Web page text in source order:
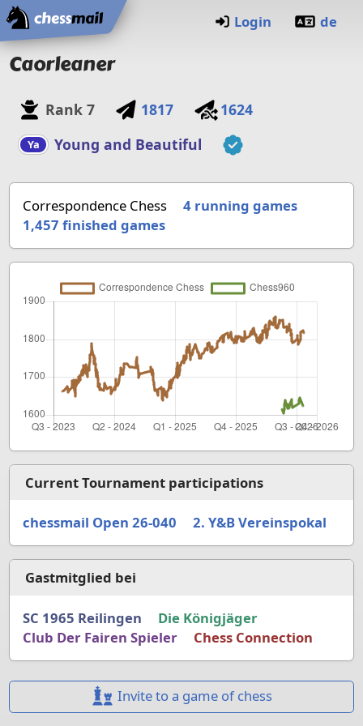
Home
Login de
Caorleaner
Rank 7 1817 1624
Ya Young and Beautiful
Correspondence Chess
4 running games
1,457 finished games
Current Tournament participations
chessmail Open 26-040 2. Y&B Vereinspokal
Gastmitglied bei
SC 1965 Reilingen
Die Königjäger
Club Der Fairen Spieler
Chess Connection
Invite to a game of chess